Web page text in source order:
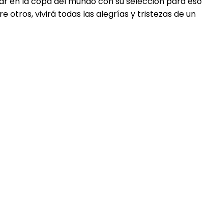
otros, vivirá todas las alegrías y tristezas de un